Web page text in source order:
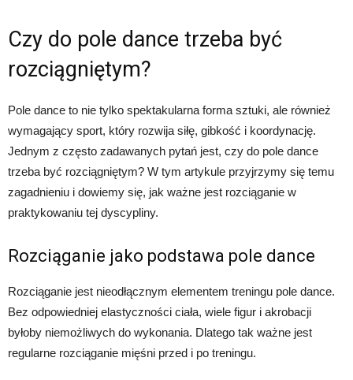
Czy do pole dance trzeba być
rozciągniętym?
Pole dance to nie tylko spektakularna forma sztuki, ale również
wymagający sport, który rozwija siłę, gibkość i koordynację.
Jednym z często zadawanych pytań jest, czy do pole dance
trzeba być rozciągniętym? W tym artykule przyjrzymy się temu
zagadnieniu i dowiemy się, jak ważne jest rozciąganie w
praktykowaniu tej dyscypliny.
Rozciąganie jako podstawa pole dance
Rozciąganie jest nieodłącznym elementem treningu pole dance.
Bez odpowiedniej elastyczności ciała, wiele figur i akrobacji
byłoby niemożliwych do wykonania. Dlatego tak ważne jest
regularne rozciąganie mięśni przed i po treningu.